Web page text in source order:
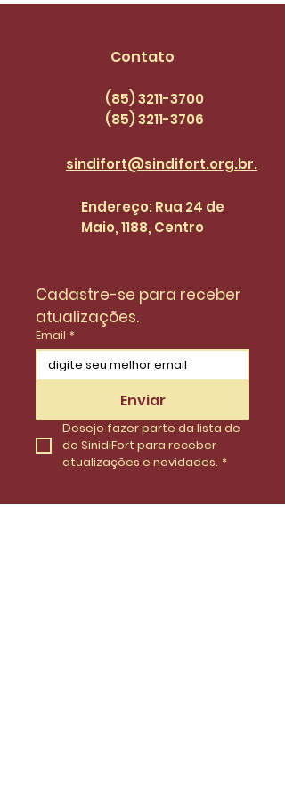
Contato
(85) 3211-3700
(85) 3211-3706
sindifort@sindifort.org.br.
Endereço: Rua 24 de
Maio, 1188, Centro
Cadastre-se para receber
atualizações.
Email *
Enviar
Desejo fazer parte da lista de
do SinidiFort para receber
atualizações e novidades. *